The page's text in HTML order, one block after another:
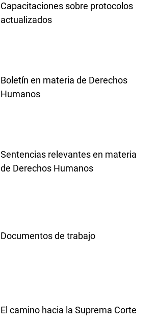
Capacitaciones sobre protocolos
actualizados
Boletín en materia de Derechos
Humanos
Sentencias relevantes en materia
de Derechos Humanos
Documentos de trabajo
El camino hacia la Suprema Corte